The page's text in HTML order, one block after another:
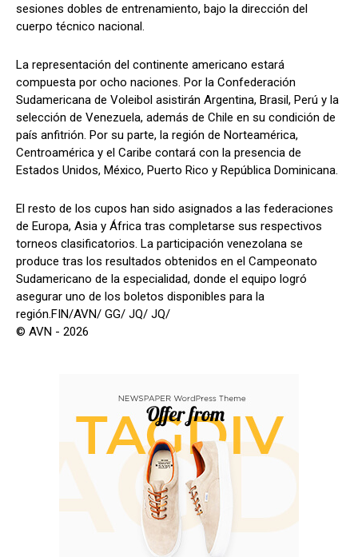
sesiones dobles de entrenamiento, bajo la dirección del
cuerpo técnico nacional.
La representación del continente americano estará
compuesta por ocho naciones. Por la Confederación
Sudamericana de Voleibol asistirán Argentina, Brasil, Perú y la
selección de Venezuela, además de Chile en su condición de
país anfitrión. Por su parte, la región de Norteamérica,
Centroamérica y el Caribe contará con la presencia de
Estados Unidos, México, Puerto Rico y República Dominicana.
El resto de los cupos han sido asignados a las federaciones
de Europa, Asia y África tras completarse sus respectivos
torneos clasificatorios. La participación venezolana se
produce tras los resultados obtenidos en el Campeonato
Sudamericano de la especialidad, donde el equipo logró
asegurar uno de los boletos disponibles para la
región.FIN/AVN/ GG/ JQ/ JQ/
© AVN - 2026